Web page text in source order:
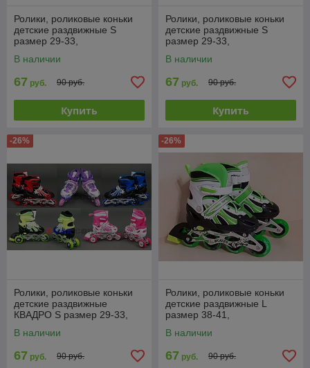
Ролики, роликовые коньки
детские раздвижные S
размер 29-33,
красные
В наличии
67 руб. 90 руб.
Купить
Ролики, роликовые коньки
детские раздвижные S
размер 29-33,
салатовые
В наличии
67 руб. 90 руб.
Купить
-26%
Ролики, роликовые коньки
детские раздвижные
КВАДРО S размер 29-33,
В наличии
67 руб. 90 руб.
-26%
Ролики, роликовые коньки
детские раздвижные L
размер 38-41,
салатовые
В наличии
67 руб. 90 руб.